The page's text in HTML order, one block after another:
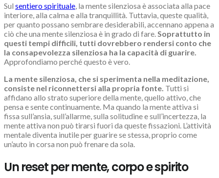
Sul sentiero spirituale, la mente silenziosa è associata alla pace
interiore, alla calma e alla tranquillità. Tuttavia, queste qualità,
per quanto possano sembrare desiderabili, accennano appena a
ciò che una mente silenziosa è in grado di fare.Soprattutto in
questi tempi difficili, tutti dovrebbero rendersi conto che
la consapevolezza silenziosa ha la capacità di guarire.
Approfondiamo perché questo è vero.
La mente silenziosa, che si sperimenta nella meditazione,
consiste nel riconnettersi alla propria fonte. Tutti si
affidano allo strato superiore della mente, quello attivo, che
pensa e sente continuamente. Ma quando la mente attiva si
fissa sull’ansia, sull’allarme, sulla solitudine e sull’incertezza, la
mente attiva non può tirarsi fuori da queste fissazioni. L’attività
mentale diventa inutile per guarire se stessa, proprio come
un’auto in corsa non può frenare da sola.
Un reset per mente, corpo e spirito